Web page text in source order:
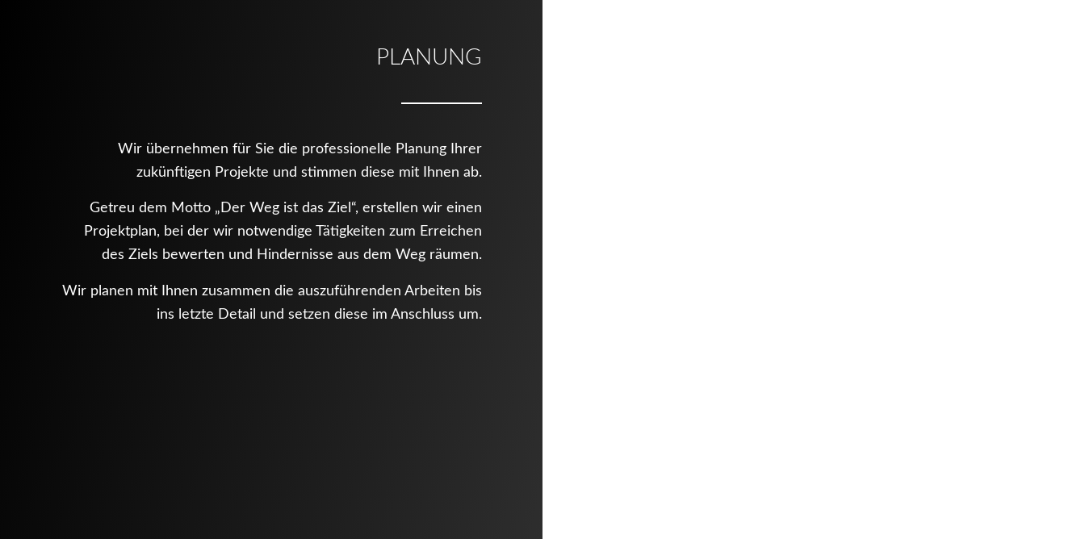
PLANUNG
Wir übernehmen für Sie die professionelle Planung Ihrer
zukünftigen Projekte und stimmen diese mit Ihnen ab.
Getreu dem Motto „Der Weg ist das Ziel“, erstellen wir einen
Projektplan, bei der wir notwendige Tätigkeiten zum Erreichen
des Ziels bewerten und Hindernisse aus dem Weg räumen.
Wir planen mit Ihnen zusammen die auszuführenden Arbeiten bis
ins letzte Detail und setzen diese im Anschluss um.